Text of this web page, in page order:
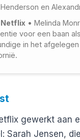
en
• Melinda
voor een baan als
in het
gewerkt aan
Sarah Jensen,